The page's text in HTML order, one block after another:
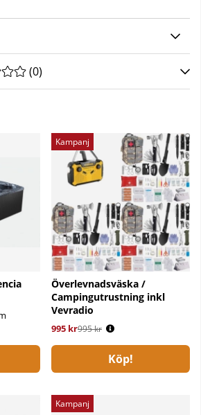
0 AV 5 ANTAL BETYG 0
(0)
Kampanj
Överlevnadsväska /
Campingutrustning inkl
Vevradio
995 kr
Ordinarie pris:
995 kr
Köp!
Kampanj